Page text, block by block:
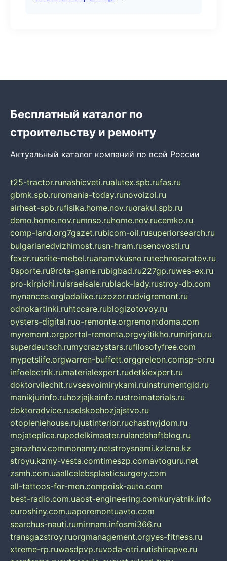
Бесплатный каталог по
строительству и ремонту
Актуальный каталог компаний по всей России
t25-tractor.runashicveti.rualutex.spb.rufas.ru
gbmk.spb.ruromania-today.runovoizol.ru
airheat-spb.rufisika.home.nov.ruorakul.spb.ru
demo.home.nov.rumnso.ruhome.nov.rucemko.ru
comp-land.org7gazet.rubicom-oil.rusuperiorsearch.ru
bulgarianedvizhimost.rusn-hram.rusenovosti.ru
fexer.rusnite-mebel.ruanamvkusno.rutechnosaratov.ru
0sporte.ru9rota-game.rubigbad.ru227gp.ruwes-ex.ru
pro-kirpichi.ruisraelsale.rublack-lady.rustroy-db.com
mynances.orgladalike.ruzozor.rudvigremont.ru
odnokartinki.ruhtccare.rublogizotovoy.ru
oysters-digital.ruo-remonte.orgremontdoma.com
myremont.orgportal-remonta.orgvyitikho.rumirjon.ru
superdeutsch.rumycrazystars.rufilosofyfree.com
mypetslife.orgwarren-buffett.orggreleon.comsp-or.ru
infoelectrik.rumaterialexpert.rudetkiexpert.ru
doktorvilechit.ruvsesvoimirykami.ruinstrumentgid.ru
manikjurinfo.ruhozjajkainfo.rustroimaterials.ru
doktoradvice.ruselskoehozjajstvo.ru
otopleniehouse.rujustinterior.ruchastnyjdom.ru
mojateplica.rupodelkimaster.rulandshaftblog.ru
garazhov.commonamy.netstroysnami.kzlcna.kz
stroyu.kzmy-vesta.comtimeszp.comavtoguru.net
zsmh.com.uaallcelebsplasticsurgery.com
all-tattoos-for-men.compoisk-auto.com
best-radio.com.uaost-engineering.comkuryatnik.info
euroshiny.com.uaporemontuavto.com
searchus-nauti.rumirmam.infosmi366.ru
transgazstroy.ruorgmanagement.orgyes-fitness.ru
xtreme-rp.ruwasdpvp.ruvoda-otri.rutishinapve.ru